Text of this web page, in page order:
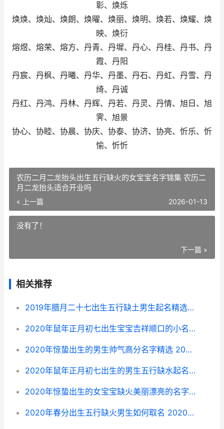
彰、焕烁
焕焕、焕灿、焕朗、焕曜、焕丽、焕明、焕若、焕耀、焕
映、焕衍
熔煜、熔荣、熔方、丹青、丹墀、丹心、丹桂、丹书、丹
霞、丹阳
丹宸、丹枫、丹曦、丹华、丹墨、丹石、丹虹、丹雪、丹
绮、丹诚
丹红、丹鸿、丹林、丹辉、丹若、丹灵、丹情、旭日、旭
霁、旭景
协心、协睦、协晨、协庆、协泰、协济、协亮、忻乐、忻
愉、忻忻
农历二月二龙抬头出生五行缺火的女宝宝名字锦集 农历二
月二龙抬头适合开业吗
« 上一篇 2026-01-13
没有了！
下一篇 »
相关推荐
2019年腊月二十七出生五行缺土男生起名精选 2026年农历二月二十八是几月几号
2020年鼠年正月初七出生宝宝吉祥顺口的小名乳名锦集 2020鼠年正月出生的宝宝怎么样
2020年惊蛰出生的男生帅气高分名字精选 2020年惊蛰出生的鼠宝宝好不好
2020年鼠年正月初七出生的男生五行缺水起名最好听的名字 2020年正月出生的属鼠人好不好
2020年惊蛰出生的女宝宝缺火美丽漂亮的名字精选 2020年惊蛰是哪天
2020年春分出生五行缺火男生如何取名 2020年春分在哪个星座